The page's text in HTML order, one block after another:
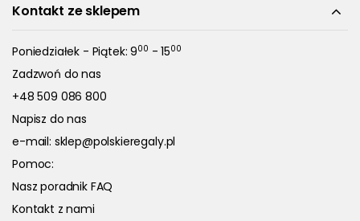
Kontakt ze sklepem
Poniedziałek - Piątek: 900 - 1500
Zadzwoń do nas
+48 509 086 800
Napisz do nas
e-mail: sklep@polskieregaly.pl
Pomoc:
Nasz poradnik FAQ
Kontakt z nami